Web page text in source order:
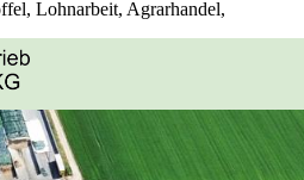
Lohnarbeit, Agrarhandel,